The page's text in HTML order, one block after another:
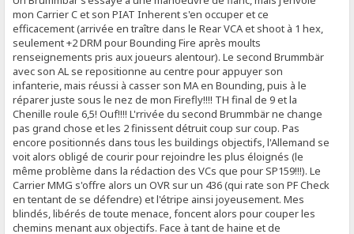
mon Carrier C et son PIAT Inherent s'en occuper et ce
efficacement (arrivée en traître dans le Rear VCA et shoot à 1 hex,
seulement +2 DRM pour Bounding Fire après moults
renseignements pris aux joueurs alentour). Le second Brummbär
avec son AL se repositionne au centre pour appuyer son
infanterie, mais réussi à casser son MA en Bounding, puis à le
réparer juste sous le nez de mon Firefly!!!! TH final de 9 et la
Chenille roule 6,5! Ouf!!!! L'rrivée du second Brummbär ne change
pas grand chose et les 2 finissent détruit coup sur coup. Pas
encore positionnés dans tous les buildings objectifs, l'Allemand se
voit alors obligé de courir pour rejoindre les plus éloignés (le
même problème dans la rédaction des VCs que pour SP159!!!). Le
Carrier MMG s'offre alors un OVR sur un 436 (qui rate son PF Check
en tentant de se défendre) et l'étripe ainsi joyeusement. Mes
blindés, libérés de toute menace, foncent alors pour couper les
chemins menant aux objectifs. Face à tant de haine et de